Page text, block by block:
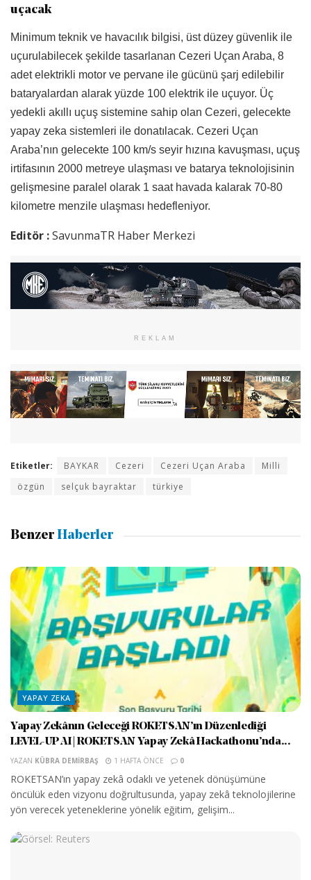
uçacak
Minimum teknik ve havacılık bilgisi, üst düzey güvenlik ile
uçurulabilecek şekilde tasarlanan Cezeri Uçan Araba, 8
adet elektrikli motor ve pervane ile gücünü şarj edilebilir
bataryalardan alarak yüzde 100 elektrik ile uçuyor. Üç
yedekli akıllı uçuş sistemine sahip olan Cezeri, gelecekte
yapay zeka sistemleri ile donatılacak. Cezeri Uçan
Araba’nın gelecekte 100 km/s seyir hızına kavuşması, uçuş
irtifasının 2000 metreye ulaşması ve batarya teknolojisinin
gelişmesine paralel olarak 1 saat havada kalarak 70-80
kilometre menzile ulaşması hedefleniyor.
Editör :SavunmaTR Haber Merkezi
REKLAM
Etiketler: BAYKAR Cezeri Cezeri Uçan Araba
Milli
özgün
selçuk bayraktar türkiye
Benzer Haberler
YAPAY ZEKA
Yapay Zekânın Geleceği ROKETSAN’ın Düzenlediği
LEVEL-UP AI | ROKETSAN Yapay Zekâ Hackathonu’nda...
YAZAN KÜBRA DEMIRBAŞ 1 HAFTA ÖNCE 0
ROKETSAN’ın yapay zekâ odaklı ve yetenek dönüşümüne
öncülük eden vizyonu doğrultusunda, yapay zekâ teknolojilerine
yön verecek yeteneklerine yönelik eğitim, gelişim...